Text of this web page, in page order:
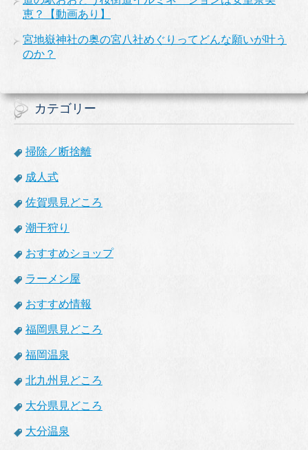
恵？【動画あり】
宮地嶽神社の奥の宮八社めぐりってどんな願いが叶う
のか？
カテゴリー
掃除／断捨離
成人式
佐賀県見どころ
潮干狩り
おすすめショップ
ラーメン屋
おすすめ情報
福岡県見どころ
福岡温泉
北九州見どころ
大分県見どころ
大分温泉